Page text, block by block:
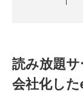
読み放題
会社化し